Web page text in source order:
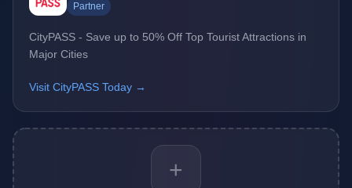
Partner
CityPASS - Save up to 50% Off Top Tourist Attractions in
Major Cities
Visit CityPASS Today →
+